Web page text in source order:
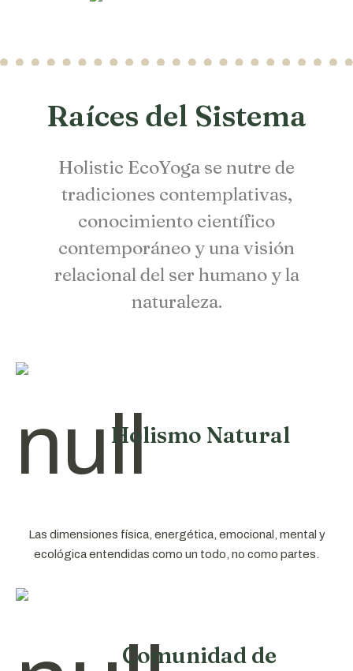
Raíces del Sistema
Holistic EcoYoga se nutre de
tradiciones contemplativas,
conocimiento científico
contemporáneo y una visión
relacional del ser humano y la
naturaleza.
Holismo Natural
Las dimensiones física, energética, emocional, mental y
ecológica entendidas como un todo, no como partes.
Comunidad de